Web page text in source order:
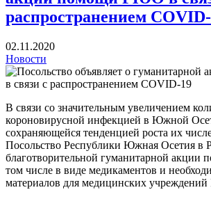
распространением
02.11.2020
Новости
В связи со значительным увеличением
короновирусной инфекцией в Южной
сохраняющейся тенденцией роста их
Посольство Республики Южная Осетия в
благотворительной гуманитарной акции
том числе в виде медикаментов и
материалов для медицинских учреждений